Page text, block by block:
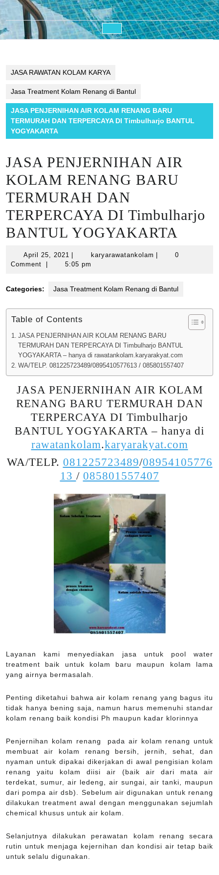
Open
JASA RAWATAN KOLAM KARYA
Jasa Treatment Kolam Renang di Bantul
JASA PENJERNIHAN AIR KOLAM RENANG BARU
TERMURAH DAN TERPERCAYA DI Timbulharjo BANTUL
YOGYAKARTA
JASA PENJERNIHAN AIR
KOLAM RENANG BARU
TERMURAH DAN
TERPERCAYA DI Timbulharjo
BANTUL YOGYAKARTA
April 25, 2021 April
25,
karyarawatankolam karyarawatankolam
0
Comment
5:05 pm
Categories: Jasa Treatment Kolam Renang di Bantul
Table of Contents
JASA PENJERNIHAN AIR KOLAM RENANG BARU
TERMURAH DAN TERPERCAYA DI Timbulharjo BANTUL
YOGYAKARTA – hanya di rawatankolam.karyarakyat.com
WA/TELP. 081225723489/0895410577613 / 085801557407
JASA PENJERNIHAN AIR KOLAM
RENANG BARU TERMURAH DAN
TERPERCAYA DI Timbulharjo
BANTUL YOGYAKARTA – hanya di
rawatankolam.karyarakyat.com
WA/TELP. 081225723489/08954105776
13 / 085801557407
Layanan kami menyediakan jasa untuk pool water
treatment baik untuk kolam baru maupun kolam lama
yang airnya bermasalah.
Penting diketahui bahwa air kolam renang yang bagus itu
tidak hanya bening saja, namun harus memenuhi standar
kolam renang baik kondisi Ph maupun kadar klorinnya
Penjernihan kolam renang pada air kolam renang untuk
membuat air kolam renang bersih, jernih, sehat, dan
nyaman untuk dipakai dikerjakan di awal pengisian kolam
renang yaitu kolam diisi air (baik air dari mata air
terdekat, sumur, air ledeng, air sungai, air tanki, maupun
dari pompa air dsb). Sebelum air digunakan untuk renang
dilakukan treatment awal dengan menggunakan sejumlah
chemical khusus untuk air kolam.
Selanjutnya dilakukan perawatan kolam renang secara
rutin untuk menjaga kejernihan dan kondisi air tetap baik
untuk selalu digunakan.